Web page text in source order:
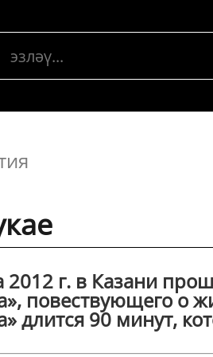
2012 г. в Казани
повествующего о
длится 90 минут,